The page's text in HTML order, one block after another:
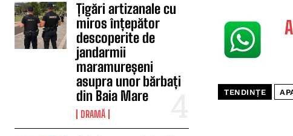
Țigări artizanale cu
miros înțepător
descoperite de
jandarmii
maramureșeni
asupra unor bărbați
din Baia Mare
DRAMĂ
TENDINȚE